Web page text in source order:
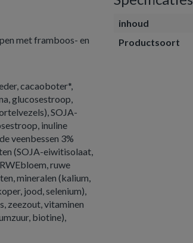
met framboos- en
cacaoboter*,
glucosestroop,
SOJA-
inuline
veenbessen 3%
(SOJA-eiwitisolaat,
ruwe
mineralen (kalium,
jood, selenium),
zeezout, vitaminen
biotine),
inhoud
Productsoort